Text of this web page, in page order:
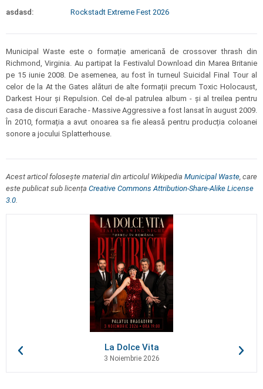
asdasd:
Rockstadt Extreme Fest 2026
Municipal Waste este o formație americană de crossover thrash din
Richmond, Virginia. Au partipat la Festivalul Download din Marea Britanie
pe 15 iunie 2008. De asemenea, au fost în turneul Suicidal Final Tour al
celor de la At the Gates alături de alte formații precum Toxic Holocaust,
Darkest Hour și Repulsion. Cel de-al patrulea album - și al treilea pentru
casa de discuri Earache - Massive Aggressive a fost lansat în august 2009.
În 2010, formația a avut onoarea sa fie aleasă pentru producția coloanei
sonore a jocului Splatterhouse.
Acest articol folosește material din articolul Wikipedia Municipal Waste, care
este publicat sub licența Creative Commons Attribution-Share-Alike License
3.0.
La Dolce Vita
3 Noiembrie 2026